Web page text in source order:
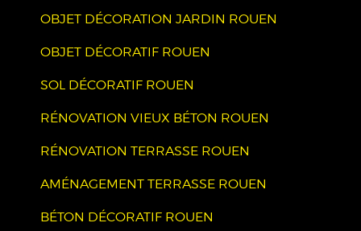
OBJET DÉCORATION JARDIN ROUEN
OBJET DÉCORATIF ROUEN
SOL DÉCORATIF ROUEN
RÉNOVATION VIEUX BÉTON ROUEN
RÉNOVATION TERRASSE ROUEN
AMÉNAGEMENT TERRASSE ROUEN
BÉTON DÉCORATIF ROUEN